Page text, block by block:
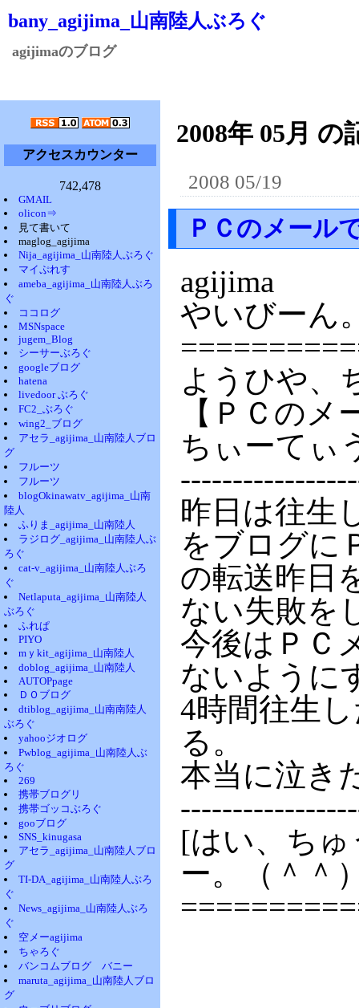
bany_agijima_山南陸人ぶろぐ
agijimaのブログ
アクセスカウンター
742,478
GMAIL
olicon⇒
見て書いて
maglog_agijima
Nija_agijima_山南陸人ぶろぐ
マイぷれす
ameba_agijima_山南陸人ぶろ
ぐ
ココログ
MSNspace
jugem_Blog
シーサーぶろぐ
googleブログ
hatena
livedoor ぶろぐ
FC2_ぶろぐ
wing2_ブログ
アセラ_agijima_山南陸人ブロ
グ
フルーツ
フルーツ
blogOkinawatv_agijima_山南
陸人
ふりま_agijima_山南陸人
ラジログ_agijima_山南陸人ぶ
ろぐ
cat-v_agijima_山南陸人ぶろ
ぐ
Netlaputa_agijima_山南陸人
ぶろぐ
ふれぱ
PIYO
mｙkit_agijima_山南陸人
doblog_agijima_山南陸人
AUTOPpage
ＤＯブログ
dtiblog_agijima_山南南陸人
ぶろぐ
yahooジオログ
Pwblog_agijima_山南陸人ぶ
ろぐ
269
携帯ブログリ
携帯ゴッコぶろぐ
gooブログ
SNS_kinugasa
アセラ_agijima_山南陸人ブロ
グ
TI-DA_agijima_山南陸人ぶろ
ぐ
News_agijima_山南陸人ぶろ
ぐ
空メーagijima
ちゃろぐ
バンコムブログ バニー
maruta_agijima_山南陸人ブロ
グ
2008年 05月 の
2008 05/19
ＰＣのメール
agijima
やいびーん
ようひや、
【ＰＣの
ちぃーてぃ
昨日は往生
をブログに
の転送昨日
ない失敗を
今後はＰＣ
ないように
4時間往生
る。
本当に泣き
[はい、ち
ー。（＾＾